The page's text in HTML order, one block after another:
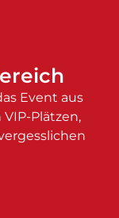
Event aus
Plätzen,